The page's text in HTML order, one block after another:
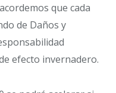
que cada
de Daños y
efecto invernadero.